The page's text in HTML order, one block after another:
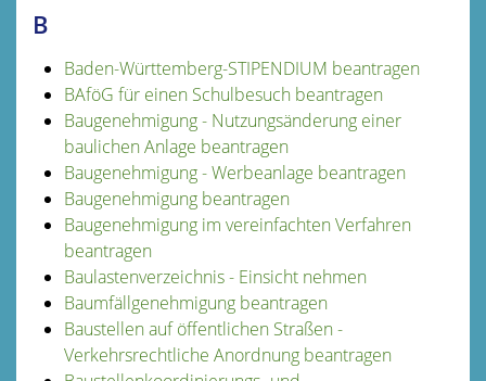
B
Baden-Württemberg-STIPENDIUM beantragen
BAföG für einen Schulbesuch beantragen
Baugenehmigung - Nutzungsänderung einer
baulichen Anlage beantragen
Baugenehmigung - Werbeanlage beantragen
Baugenehmigung beantragen
Baugenehmigung im vereinfachten Verfahren
beantragen
Baulastenverzeichnis - Einsicht nehmen
Baumfällgenehmigung beantragen
Baustellen auf öffentlichen Straßen -
Verkehrsrechtliche Anordnung beantragen